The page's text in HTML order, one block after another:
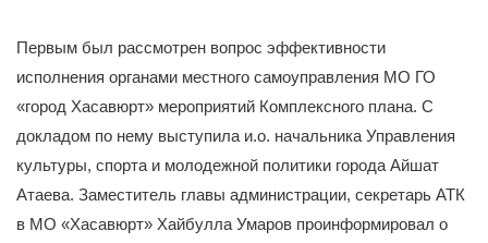
Первым был рассмотрен вопрос эффективности
исполнения органами местного самоуправления МО ГО
«город Хасавюрт» мероприятий Комплексного плана. С
докладом по нему выступила и.о. начальника Управления
культуры, спорта и молодежной политики города Айшат
Атаева. Заместитель главы администрации, секретарь АТК
в МО «Хасавюрт» Хайбулла Умаров проинформировал о